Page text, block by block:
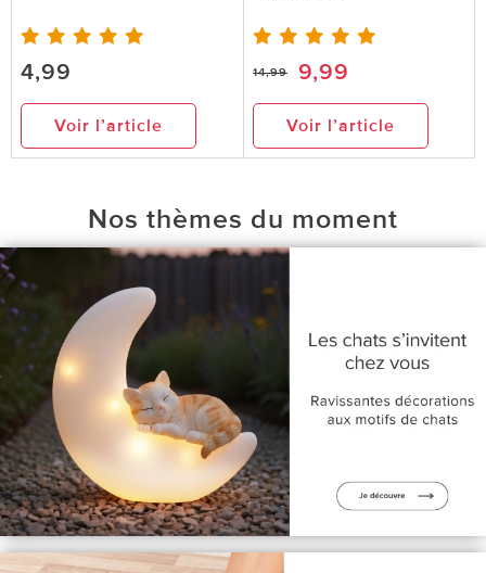
4,99
Voir l’article
14,99 9,99
Voir l’article
Nos thèmes du moment